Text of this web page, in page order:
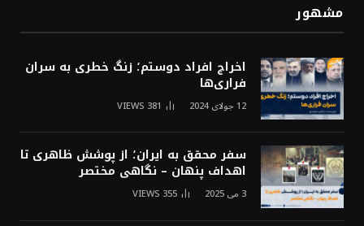
مشهور
اخراج افراد دوستم؛ زنگ خطری به سران
فراری‌ها
12 جولای 2024 381
VIEWS
سفر محقق به ایران؛ از پوشش ظاهری تا
اهداف پنهان – نگاهی مختصر
3 می 2025 355
VIEWS